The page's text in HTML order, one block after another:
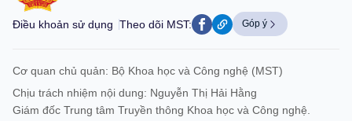
Điều khoản sử dụng Theo dõi MST: Góp ý
Cơ quan chủ quản: Bộ Khoa học và Công nghệ (MST)
Chịu trách nhiệm nội dung: Nguyễn Thị Hải Hằng
Giám đốc Trung tâm Truyền thông Khoa học và Công nghệ.